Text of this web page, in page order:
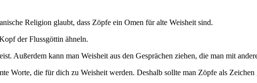
Religion glaubt, dass Zöpfe ein Omen für alte Weisheit sind.
der Flussgöttin ähneln.
Außerdem kann man Weisheit aus den Gesprächen ziehen, die man mit
Worte, die für dich zu Weisheit werden. Deshalb sollte man Zöpfe als